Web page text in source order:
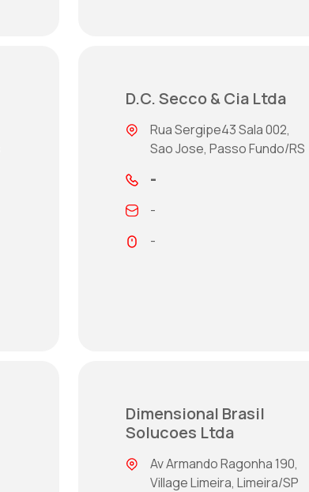
D.C. Secco & Cia Ltda
Rua Sergipe43 Sala 002,
Sao Jose, Passo Fundo/RS
-
-
-
Dimensional Brasil
Solucoes Ltda
Av Armando Ragonha 190,
Village Limeira, Limeira/SP